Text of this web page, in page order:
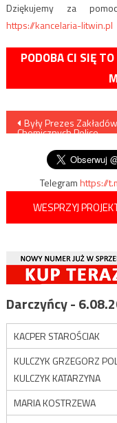
Dziękujemy za
https://kancelaria-litwin.pl
PODOBA CI SIĘ
Nawigacja
wpisu
Były Prezes Zakładów
Chemicznych Police
Telegramhttps://
WESPRZYJ
Darczyńcy -
KACPER STAROŚCIAK
KULCZYK GRZEGORZ
KULCZYK KATARZYNA
MARIA KOSTRZEWA